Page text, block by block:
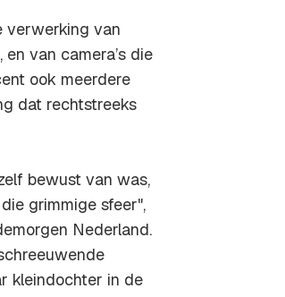
verwerking van
van camera’s die
ook meerdere
dat rechtstreeks
bewust van was,
grimmige sfeer",
Nederland.
kleindochter in de